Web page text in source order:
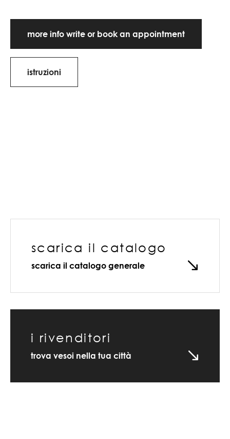
more info write or book an appointment
istruzioni
scarica il catalogo
scarica il catalogo generale
i rivenditori
trova vesoi nella tua città